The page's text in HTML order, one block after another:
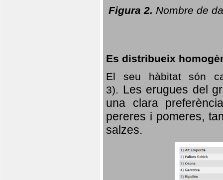
Figura 2. Nombre de
Es distribueix
El seu hàbitat són
3). Les erugues del
una clara
pereres i pomeres,
salzes.